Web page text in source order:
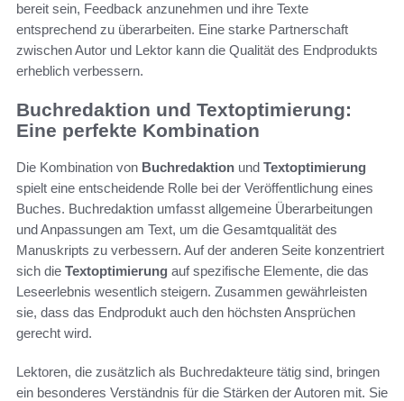
bereit sein, Feedback anzunehmen und ihre Texte
entsprechend zu überarbeiten. Eine starke Partnerschaft
zwischen Autor und Lektor kann die Qualität des Endprodukts
erheblich verbessern.
Buchredaktion und Textoptimierung:
Eine perfekte Kombination
Die Kombination von Buchredaktion und Textoptimierung
spielt eine entscheidende Rolle bei der Veröffentlichung eines
Buches. Buchredaktion umfasst allgemeine Überarbeitungen
und Anpassungen am Text, um die Gesamtqualität des
Manuskripts zu verbessern. Auf der anderen Seite konzentriert
sich die Textoptimierung auf spezifische Elemente, die das
Leseerlebnis wesentlich steigern. Zusammen gewährleisten
sie, dass das Endprodukt auch den höchsten Ansprüchen
gerecht wird.
Lektoren, die zusätzlich als Buchredakteure tätig sind, bringen
ein besonderes Verständnis für die Stärken der Autoren mit. Sie